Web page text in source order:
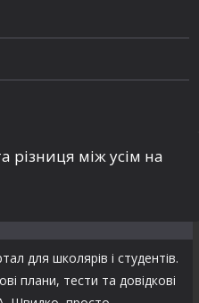
різниця між усім на
для школярів і студентів.
плани, тести та довідкові